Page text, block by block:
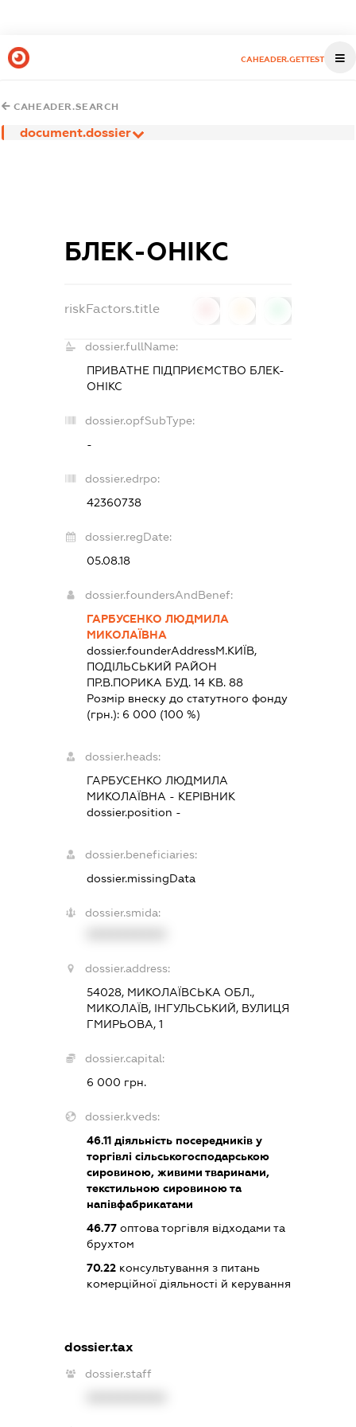
CAHEADER.GETTEST
CAHEADER.SEARCH
document.dossier
БЛЕК-ОНІКС
riskFactors.title
dossier.fullName:
ПРИВАТНЕ ПІДПРИЄМСТВО БЛЕК-
ОНІКС
dossier.opfSubType:
-
dossier.edrpo:
42360738
dossier.regDate:
05.08.18
dossier.foundersAndBenef:
ГАРБУСЕНКО ЛЮДМИЛА
МИКОЛАЇВНА
dossier.founderAddressМ.КИЇВ,
ПОДІЛЬСЬКИЙ РАЙОН
ПР.В.ПОРИКА БУД. 14 КВ. 88
Розмір внеску до статутного фонду
(грн.): 6 000 (100 %)
dossier.heads:
ГАРБУСЕНКО ЛЮДМИЛА
МИКОЛАЇВНА - КЕРІВНИК
dossier.position -
dossier.beneficiaries:
dossier.missingData
dossier.smida:
dossier.address:
54028, МИКОЛАЇВСЬКА ОБЛ.,
МИКОЛАЇВ, ІНГУЛЬСЬКИЙ, ВУЛИЦЯ
ГМИРЬОВА, 1
dossier.capital:
6 000 грн.
dossier.kveds:
46.11діяльність посередників у
торгівлі сільськогосподарською
сировиною, живими тваринами,
текстильною сировиною та
напівфабрикатами
46.77оптова торгівля відходами та
брухтом
70.22консультування з питань
комерційної діяльності й керування
dossier.tax
dossier.staff